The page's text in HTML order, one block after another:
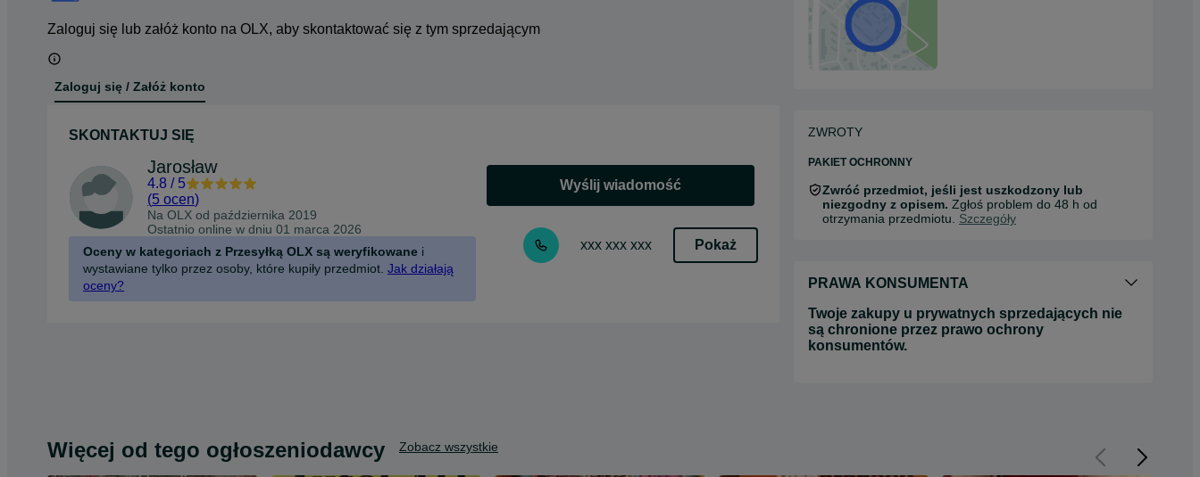
Zaloguj się lub załóż konto na OLX, aby skontaktować się z tym sprzedającym
Zaloguj się / Załóż konto
SKONTAKTUJ SIĘ
Jarosław
4.8 / 5
(5 ocen)
Na OLX od października 2019
Ostatnio online w dniu 01 marca 2026
Oceny w kategoriach z Przesyłką OLX są weryfikowane i
wystawiane tylko przez osoby, które kupiły przedmiot. Jak działają
oceny?
Wyślij wiadomość
xxx xxx xxx Pokaż
ZWROTY
PAKIET OCHRONNY
Zwróć przedmiot, jeśli jest uszkodzony lub
niezgodny z opisem. Zgłoś problem do 48 h od
otrzymania przedmiotu. Szczegóły
PRAWA KONSUMENTA
Twoje zakupy u prywatnych sprzedających nie
są chronione przez prawo ochrony
konsumentów.
Więcej od tego ogłoszeniodawcy Zobacz wszystkie